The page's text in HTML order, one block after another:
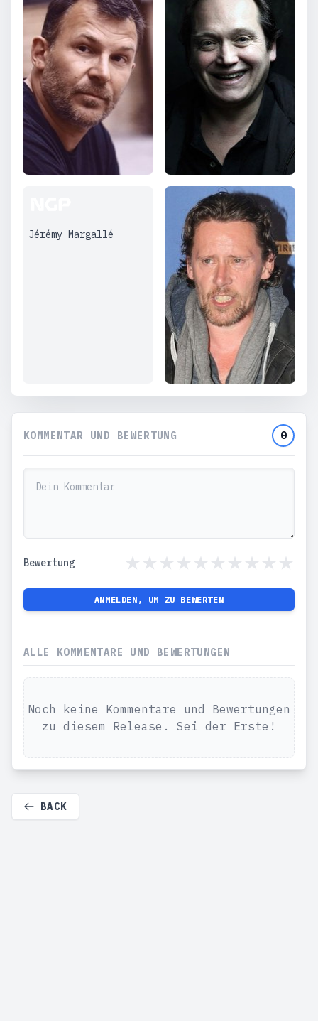
Jérémy Margallé
KOMMENTAR UND BEWERTUNG 0
Bewertung
ANMELDEN, UM ZU BEWERTEN
ALLE KOMMENTARE UND BEWERTUNGEN
Noch keine Kommentare und Bewertungen
zu diesem Release. Sei der Erste!
BACK